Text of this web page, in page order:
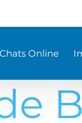
Chats Online